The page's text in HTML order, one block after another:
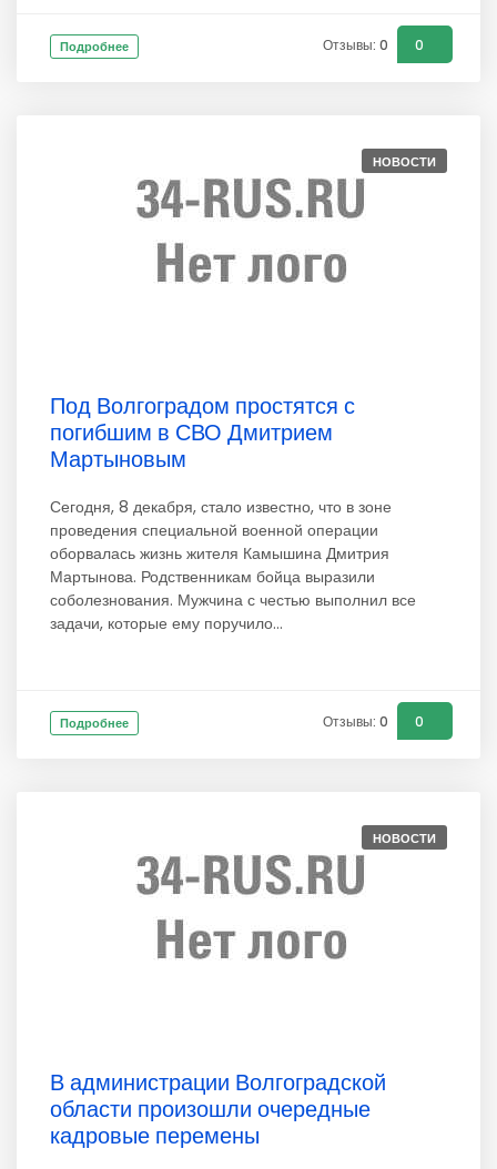
Подробнее Отзывы: 0 0
НОВОСТИ
Под Волгоградом простятся с
погибшим в СВО Дмитрием
Мартыновым
Сегодня, 8 декабря, стало известно, что в зоне
проведения специальной военной операции
оборвалась жизнь жителя Камышина Дмитрия
Мартынова. Родственникам бойца выразили
соболезнования. Мужчина с честью выполнил все
задачи, которые ему поручило...
Подробнее Отзывы: 0 0
НОВОСТИ
В администрации Волгоградской
области произошли очередные
кадровые перемены